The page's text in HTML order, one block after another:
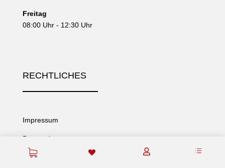
 d
Freitag
08:00 Uhr - 12:30 Uhr
RECHTLICHES
Impressum
Datenschutz
AGB